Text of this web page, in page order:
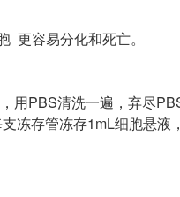
更容易分化和死亡。
PBS清洗一遍，弃尽
冻存管冻存1mL细胞悬液